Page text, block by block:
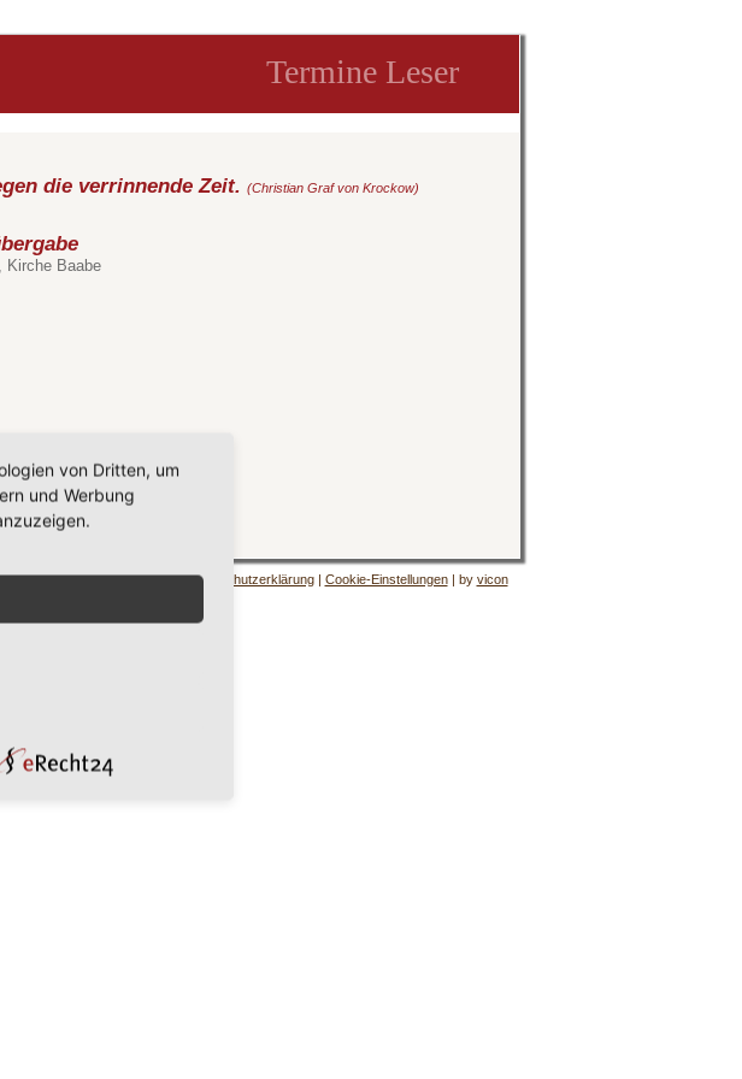
Termine Leser
die verrinnende Zeit.(Christian Graf von Krockow)
Kirche Baabe
Mönchgut 2026 |Impressum|Datenschutzerklärung| Cookie-Einstellungen| by vicon
von Dritten, um
und Werbung